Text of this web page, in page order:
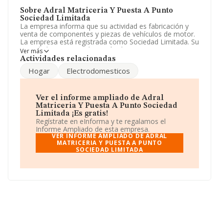
Sobre Adral Matriceria Y Puesta A Punto
Sociedad Limitada
La empresa informa que su actividad es fabricación y
venta de componentes y piezas de vehículos de motor.
La empresa está registrada como Sociedad Limitada. Su
actividad CNAE es 'Fabricación de otros componentes,
piezas y accesorios para vehículos de motor' con
Según la Recomendación 2003/361/CE de la Comisión,
microempresas, pequeñas y medianas empresas, la
compañía entra en la categoría de empresas medianas.
Conforme a la información disponible, se puede afirmar
que la compañía ha experimentado un retroceso
respecto al año anterior (2024). Ha experimentado un
descenso en ebitda del 354%. Ha decrecido un 17% en
ventas y los beneficios se han reducido un 107%. Los
empleados han aumentado un 1% y atendiendo a los
por encima de la media de sector.
Ver más
Actividades relacionadas
Hogar Electrodomesticos
Ver el informe ampliado de Adral
Matriceria Y Puesta A Punto Sociedad
Limitada ¡Es gratis!
Regístrate en eInforma y te regalamos el
Informe Ampliado de esta empresa.
VER INFORME AMPLIADO DE ADRAL
MATRICERIA Y PUESTA A PUNTO
SOCIEDAD LIMITADA